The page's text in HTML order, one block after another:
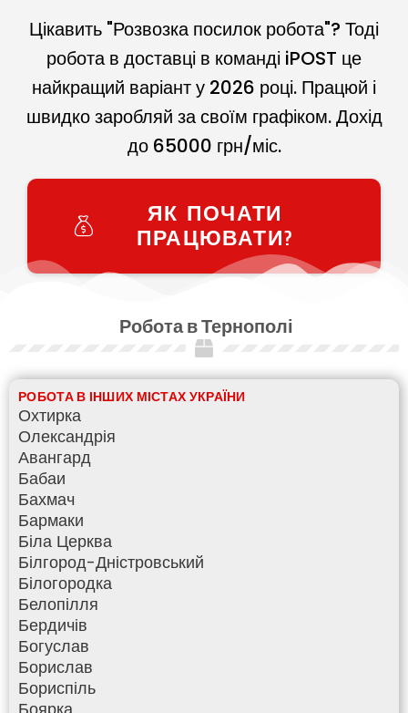
Цікавить "Розвозка посилок робота"? Тоді
робота в доставці в команді iPOST це
найкращий варіант у 2026 році. Працюй і
швидко заробляй за своїм графіком. Дохід
до 65000 грн/міс.
ЯК ПОЧАТИ
ПРАЦЮВАТИ?
Робота в Тернополі
РОБОТА В ІНШИХ МІСТАХ УКРАЇНИ
Охтирка
Олександрія
Авангард
Бабаи
Бахмач
Бармаки
Біла Церква
Білгород-Дністровський
Білогородка
Белопілля
Бердичів
Богуслав
Борислав
Бориспіль